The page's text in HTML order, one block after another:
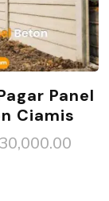
Panel
Ciamis